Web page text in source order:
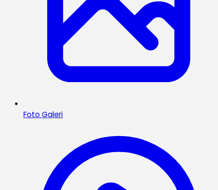
Foto Galeri